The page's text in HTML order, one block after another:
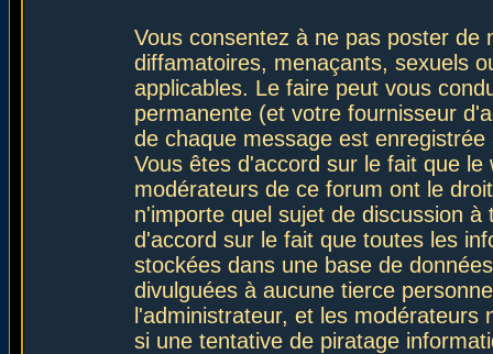
Vous consentez à ne pas poster de
diffamatoires, menaçants, sexuels
applicables. Le faire peut vous
permanente (et votre fournisseur
de chaque message est
Vous êtes d'accord sur le fait que
modérateurs de ce forum ont le
n'importe quel sujet de discussion
d'accord sur le fait que toutes les
stockées dans une base de
divulguées à aucune tierce
l'administrateur, et les
si une tentative de piratage